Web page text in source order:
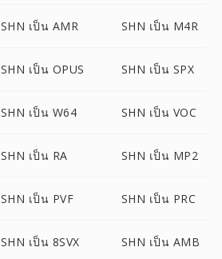
SHN เป็น AMR SHN เป็น M4R
SHN เป็น OPUS SHN เป็น SPX
SHN เป็น W64 SHN เป็น VOC
SHN เป็น RA SHN เป็น MP2
SHN เป็น PVF SHN เป็น PRC
SHN เป็น 8SVX SHN เป็น AMB